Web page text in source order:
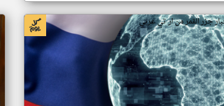
جزر القمر من ار تي عربي